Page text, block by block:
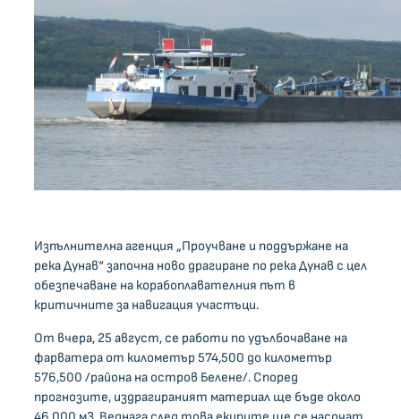
Изпълнителна агенция „Проучване и поддържане на
река Дунав“ започна ново драгиране по река Дунав с цел
обезпечаване на корабоплавателния път в
критичните за навигация участъци.
От вчера, 25 август, се работи по удълбочаване на
фарватера от километър 574,500 до километър
576,500 /района на остров Белене/. Според
прогнозите, издрагираният материал ще бъде около